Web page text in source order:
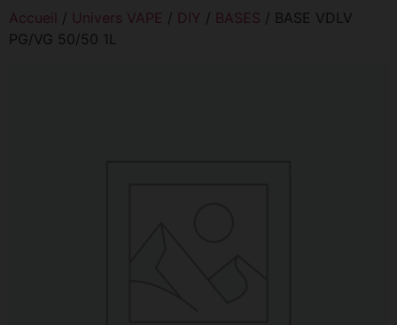
Accueil / Univers VAPE / DIY / BASES / BASE VDLV
PG/VG 50/50 1L